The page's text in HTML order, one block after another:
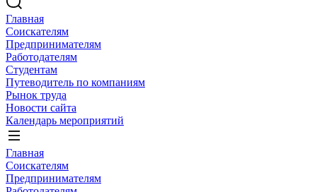
Главная
Соискателям
Предпринимателям
Работодателям
Студентам
Путеводитель по компаниям
Рынок труда
Новости сайта
Календарь мероприятий
Главная
Соискателям
Предпринимателям